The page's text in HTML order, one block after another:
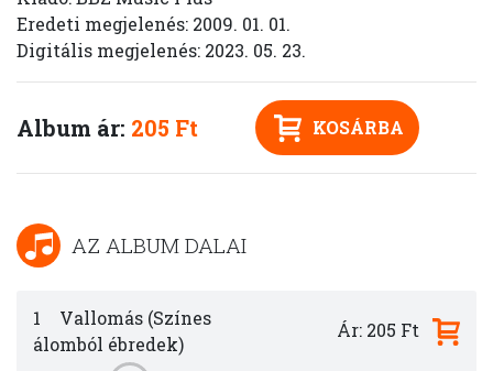
Eredeti megjelenés: 2009. 01. 01.
Digitális megjelenés: 2023. 05. 23.
Album ár: 205 Ft KOSÁRBA
AZ ALBUM DALAI
1
Vallomás (Színes
álomból ébredek)
Ár: 205 Ft